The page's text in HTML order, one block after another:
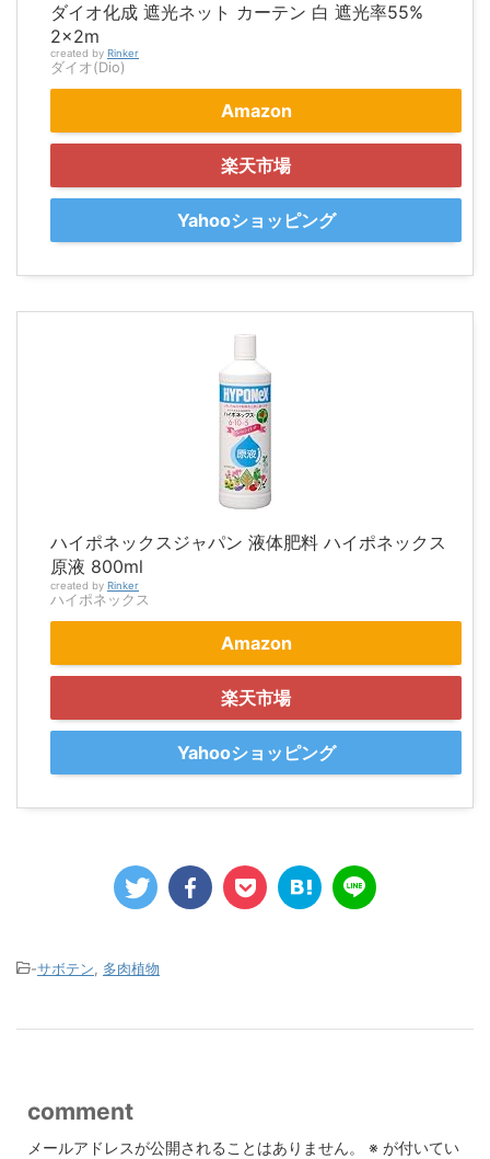
ダイオ化成 遮光ネット カーテン 白 遮光率55%
2×2m
created by Rinker
ダイオ(Dio)
Amazon
楽天市場
Yahooショッピング
ハイポネックスジャパン 液体肥料 ハイポネックス
原液 800ml
created by Rinker
ハイポネックス
Amazon
楽天市場
Yahooショッピング
-サボテン, 多肉植物
comment
メールアドレスが公開されることはありません。 ※ が付いてい